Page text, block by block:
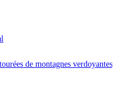
de montagnes verdoyantes